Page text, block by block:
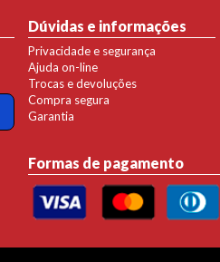
Dúvidas e informações
Privacidade e segurança
Ajuda on-line
Trocas e devoluções
Compra segura
Garantia
Formas de pagamento